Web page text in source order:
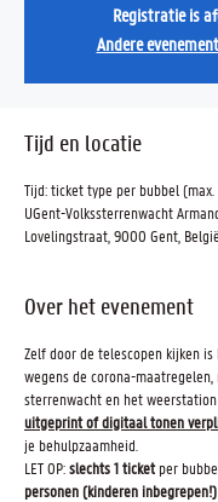
Registratie is
Andere
Tijd en locatie
Tijd: ticket type per bubbel (max.
UGent-Volkssterrenwacht
Lovelingstraat, 9000 Gent, België
Over het evenement
Zelf door de telescopen kijken
wegens de corona-
sterrenwacht en het weerstation
uitgeprint of digitaal tonen
je behulpzaamheid.
LET OP:slechts 1 ticketper
personen (kinderen inbegrepen!)